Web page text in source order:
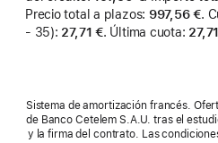
Precio total a plazos: 997,56 €.
- 35): 27,71 €. Última cuota:
Sistema de amortización francés.
de Banco Cetelem S.A.U. tras el
y la firma del contrato. Las